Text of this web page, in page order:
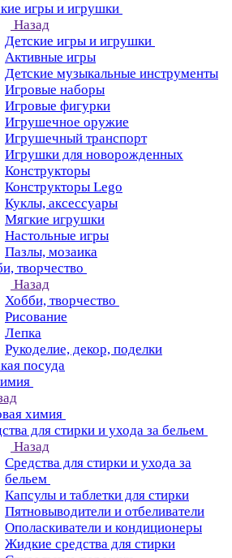
игры и игрушки
Назад
Детские игры и игрушки
Активные игры
Детские музыкальные инструменты
Игровые наборы
Игровые фигурки
Игрушечное оружие
Игрушечный транспорт
Игрушки для новорожденных
Конструкторы
Конструкторы Lego
Куклы, аксессуары
Мягкие игрушки
Настольные игры
Пазлы, мозаика
творчество
Назад
Хобби, творчество
Рисование
Лепка
Рукоделие, декор, поделки
посуда
химия
для стирки и ухода за бельем
Назад
Средства для стирки и ухода за
бельем
Капсулы и таблетки для стирки
Пятновыводители и отбеливатели
Ополаскиватели и кондиционеры
Жидкие средства для стирки